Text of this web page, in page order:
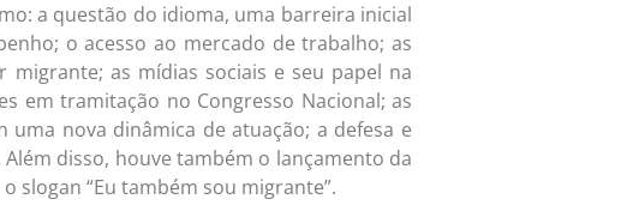
a questão do idioma, uma barreira inicial
o acesso ao mercado de trabalho; as
as mídias sociais e seu papel na
em tramitação no Congresso Nacional; as
uma nova dinâmica de atuação; a defesa e
disso, houve também o lançamento da
slogan “Eu também sou migrante”.